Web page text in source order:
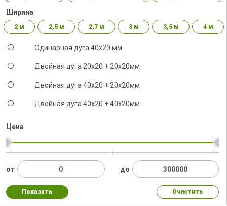
Ширина
2 м 2,5 м 2,7 м 3 м 3,5 м 4 м
Одинарная дуга 40х20 мм
Двойная дуга 20х20 + 20х20мм
Двойная дуга 40х20 + 20х20мм
Двойная дуга 40x20 + 40х20мм
Цена
от до
Показать Очистить